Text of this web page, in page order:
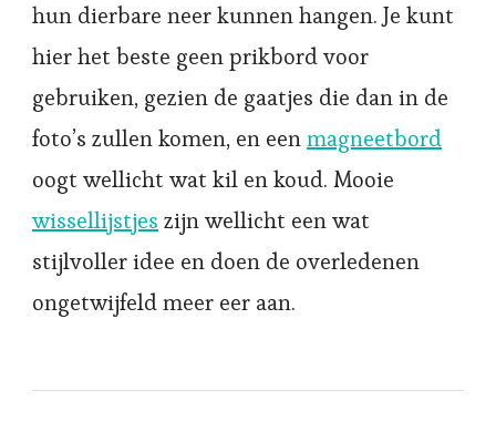
hun dierbare neer kunnen hangen. Je kunt
hier het beste geen prikbord voor
gebruiken, gezien de gaatjes die dan in de
foto’s zullen komen, en eenmagneetbord
oogt wellicht wat kil en koud. Mooie
wissellijstjes zijn wellicht een wat
stijlvoller idee en doen de overledenen
ongetwijfeld meer eer aan.